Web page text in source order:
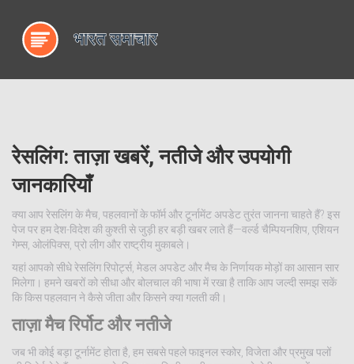
रेसलिंग: ताज़ा खबरें, नतीजे और उपयोगी
जानकारियाँ
क्या आप रेसलिंग के मैच, पहलवानों के फॉर्म और टूर्नामेंट अपडेट तुरंत जानना चाहते हैं? इस
पेज पर हम देश-विदेश की कुश्ती से जुड़ी हर बड़ी खबर लाते हैं—वर्ल्ड चैम्पियनशिप, एशियन
गेम्स, ओलंपिक्स, प्रो लीग और राष्ट्रीय मुकाबले।
यहां आपको सीधे रेसलिंग रिपोर्ट्स, मेडल अपडेट और मैच के निर्णायक मोड़ों का आसान सार
मिलेगा। हमने खबरों को सीधा और बोलचाल की भाषा में रखा है ताकि आप जल्दी समझ सकें
कि किस पहलवान ने कैसे जीता और किसने क्या गलती की।
ताज़ा मैच रिर्पोट और नतीजे
जब भी कोई बड़ा टूर्नामेंट होता है, हम सबसे पहले फाइनल स्कोर, विजेता और प्रमुख पलों